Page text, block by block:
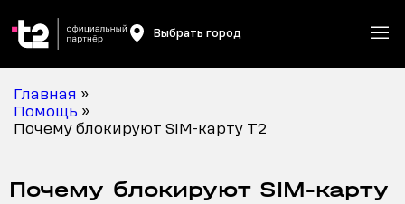
Выбрать город
Главная »
Помощь »
Почему блокируют SIM-карту T2
Почему блокируют SIM-карту